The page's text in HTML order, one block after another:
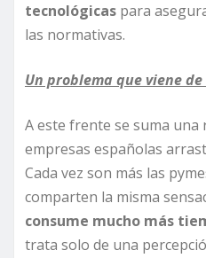
tecnológicas para
las normativas.
Un problema que viene de
A este frente se suma una
empresas españolas
Cada vez son más las
comparten la misma
consume mucho más
trata solo de una